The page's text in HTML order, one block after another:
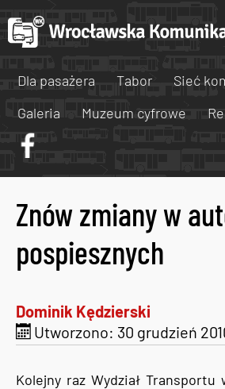
Dla pasażera Tabor
Sieć
Galeria
Muzeum cyfrowe
Znów zmiany w
pospiesznych
Dominik Kędzierski
Utworzono: 30 grudzień
Kolejny raz Wydział Transportu